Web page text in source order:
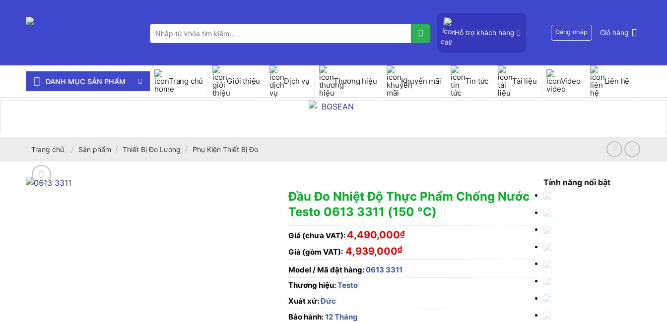
Tìm
kiếm:
Hỗ trợ khách hàng Đăng nhập Giỏ hàng
DANH MỤC SẢN PHẨM Trang chủ Giới thiệu Dịch vụ Thương hiệu Khuyến mãi Tin tức Tài liệu Video Liên hệ
Trang chủ / Sản phẩm / Thiết Bị Đo Lường / Phụ Kiện Thiết Bị Đo
Đầu Đo Nhiệt Độ Thực Phẩm Chống Nước
Testo 0613 3311 (150 °C)
Giá (chưa VAT): 4,490,000₫
Giá (gồm VAT): 4,939,000₫
Model / Mã đặt hàng:0613 3311
Thương hiệu:Testo
Xuất xứ:Đức
Bảo hành:12 Tháng
Tính năng nổi bật